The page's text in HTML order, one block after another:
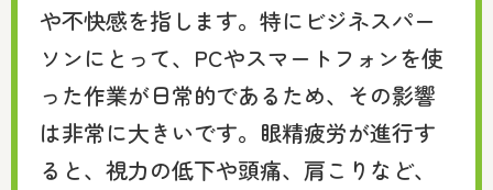
や不快感を指します。特にビジネスパー
ソンにとって、PCやスマートフォンを使
った作業が日常的であるため、その影響
は非常に大きいです。眼精疲労が進行す
ると、視力の低下や頭痛、肩こりなど、